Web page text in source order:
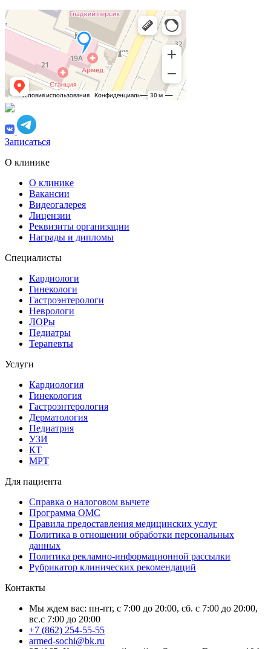
Записаться
О клинике
О клинике
Вакансии
Видеогалерея
Лицензии
Реквизиты организации
Награды и дипломы
Специалисты
Кардиологи
Гинекологи
Гастроэнтерологи
Неврологи
ЛОРы
Педиатры
Терапевты
Услуги
Кардиология
Гинекология
Гастроэнтерология
Дерматология
Педиатрия
УЗИ
КТ
МРТ
Для пациента
Справка о налоговом вычете
Программа ОМС
Правила предоставления медицинских услуг
Политика в отношении обработки персональных
данных
Политика рекламно-информационной рассылки
Рубрикатор клинических рекомендаций
Контакты
Мы ждем вас: пн-пт, с 7:00 до 20:00, сб. с 7:00 до 20:00,
вс.с 7:00 до 20:00
+7 (862) 254-55-55
armed-sochi@bk.ru